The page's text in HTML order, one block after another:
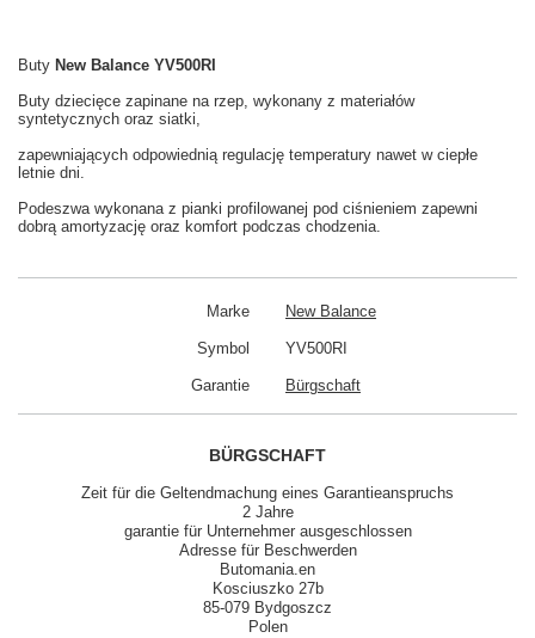
Buty New Balance YV500RI
Buty dziecięce zapinane na rzep, wykonany z materiałów
syntetycznych oraz siatki,
zapewniających odpowiednią regulację temperatury nawet w ciepłe
letnie dni.
Podeszwa wykonana z pianki profilowanej pod ciśnieniem zapewni
dobrą amortyzację oraz komfort podczas chodzenia.
Marke New Balance
Symbol YV500RI
Garantie Bürgschaft
BÜRGSCHAFT
Zeit für die Geltendmachung eines Garantieanspruchs
2 Jahre
garantie für Unternehmer ausgeschlossen
Adresse für Beschwerden
Butomania.en
Kosciuszko 27b
85-079 Bydgoszcz
Polen